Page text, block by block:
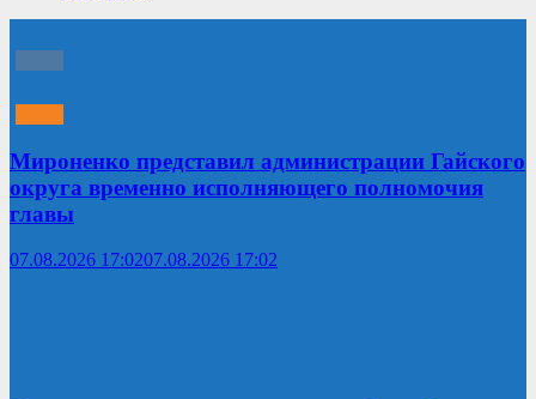
Мироненко представил администрации Гайского
округа временно исполняющего полномочия
главы
07.08.2026 17:0207.08.2026 17:02